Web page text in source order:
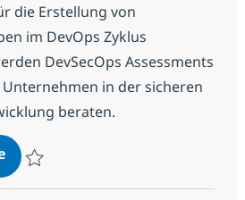
die Erstellung von
im DevOps Zyklus
DevSecOps Assessments
in der sicheren
beraten.
Consultant DevSecOps/